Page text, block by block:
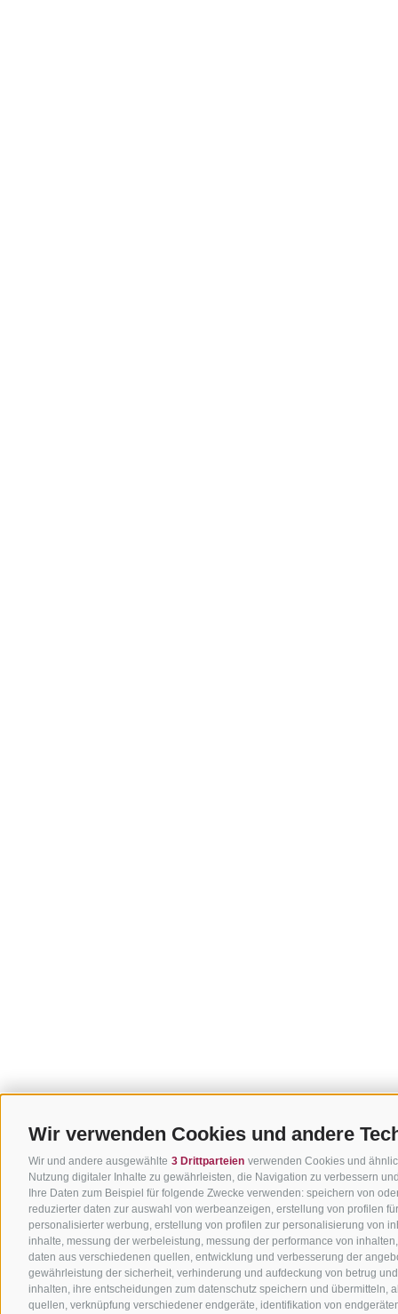
Wir verwenden Cookies und andere
Wir und andere ausgewählte 3 Drittparteien verwenden Cookies und
Nutzung digitaler Inhalte zu gewährleisten, die Navigation zu verbessern
Ihre Daten zum Beispiel für folgende Zwecke verwenden: speichern von
reduzierter daten zur auswahl von werbeanzeigen, erstellung von profilen
personalisierter werbung, erstellung von profilen zur personalisierung von
inhalte, messung der werbeleistung, messung der performance von
daten aus verschiedenen quellen, entwicklung und verbesserung der
gewährleistung der sicherheit, verhinderung und aufdeckung von betrug
inhalten, ihre entscheidungen zum datenschutz speichern und
quellen, verknüpfung verschiedener endgeräte, identifikation von